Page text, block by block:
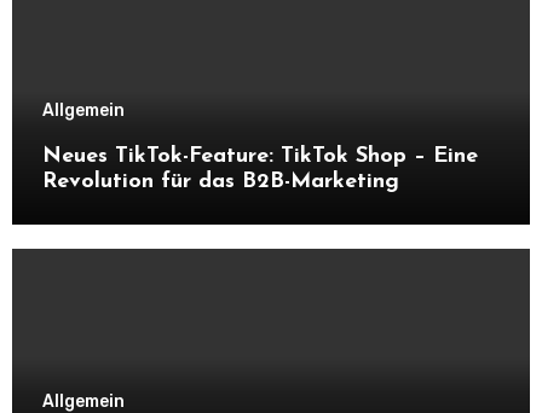
Allgemein
Neues TikTok-Feature: TikTok Shop – Eine
Revolution für das B2B-Marketing
Allgemein